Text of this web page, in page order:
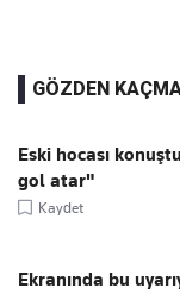
GÖZDEN
Eski hocası
gol atar"
Kaydet
Ekranında bu